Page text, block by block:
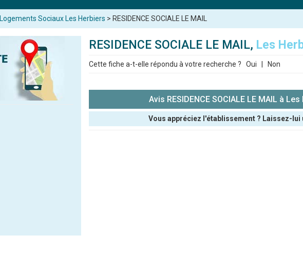
Logements Sociaux Les Herbiers > RESIDENCE SOCIALE LE MAIL
RESIDENCE SOCIALE LE MAIL, Les
Cette fiche a-t-elle répondu à votre recherche ? Oui Non
Avis RESIDENCE SOCIALE LE MAIL à
Vous appréciez l'établissement ? Laissez-lui